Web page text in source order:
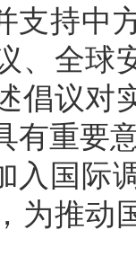
支持中
、全球
倡议对
有重要
入国际
为推动